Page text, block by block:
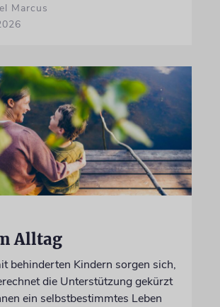
Marcus
Alltag
behinderten Kindern sorgen sich,
die Unterstützung gekürzt
ein selbstbestimmtes Leben